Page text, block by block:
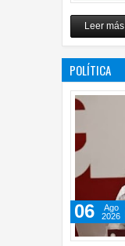
Leer
POLÍTICA
06
Ago
2026